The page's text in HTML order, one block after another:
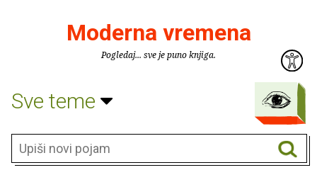
Moderna vremena
Pogledaj... sve je puno knjiga.
Sve teme